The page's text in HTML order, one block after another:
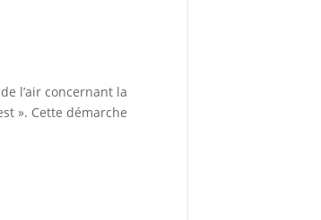
l’air concernant la
». Cette démarche